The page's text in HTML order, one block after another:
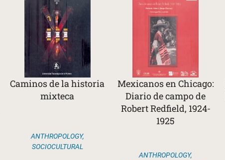
Caminos de la historia
mixteca
ANTHROPOLOGY,
SOCIOCULTURAL
Mexicanos en Chicago:
Diario de campo de
Robert Redfield, 1924-
1925
ANTHROPOLOGY,